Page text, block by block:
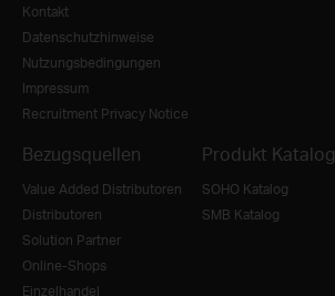
Kontakt
Datenschutzhinweise
Nutzungsbedingungen
Impressum
Recruitment Privacy Notice
Bezugsquellen
Value Added Distributoren
Distributoren
Solution Partner
Online-Shops
Einzelhandel
Produkt Katalog
SOHO Katalog
SMB Katalog